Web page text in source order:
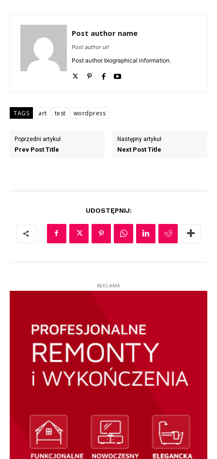
Post author name
Post author url
Post author biographical information.
TAGS art test wordpress
Poprzedni artykuł
Prev Post Title
Następny artykuł
Next Post Title
UDOSTĘPNIJ:
REKLAMA